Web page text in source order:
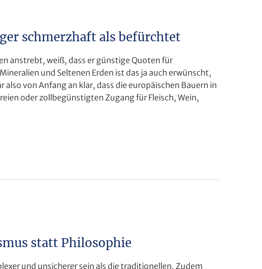
schmerzhaft als befürchtet
anstrebt, weiß, dass er günstige Quoten für
und Seltenen Erden ist das ja auch erwünscht,
von Anfang an klar, dass die europäischen Bauern in
oder zollbegünstigten Zugang für Fleisch, Wein,
statt Philosophie
und unsicherer sein als die traditionellen. Zudem